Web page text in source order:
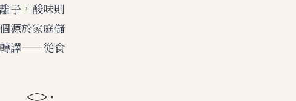
子，酸味則
源於家庭儲
轉譯——從食